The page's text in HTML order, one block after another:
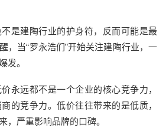
不是建陶行业的护身符，反而可能是最
，当“罗永浩们”开始关注建陶行业，一
发。
永远都不是一个企业的核心竞争力，
的竞争力。 低价往往带来的是低质，
，严重影响品牌的口碑。